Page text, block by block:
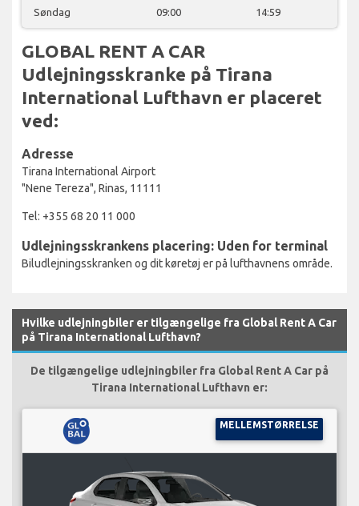
Søndag 09:00 14:59
GLOBAL RENT A CAR
Udlejningsskranke på Tirana
International Lufthavn er placeret
ved:
Adresse
Tirana International Airport
"Nene Tereza", Rinas, 11111
Tel: +355 68 20 11 000
Udlejningsskrankens placering: Uden for terminal
Biludlejningsskranken og dit køretøj er på lufthavnens område.
Hvilke udlejningbiler er tilgængelige fra Global Rent A Car
på Tirana International Lufthavn?
De tilgængelige udlejningbiler fra Global Rent A Car på
Tirana International Lufthavn er:
MELLEMSTØRRELSE